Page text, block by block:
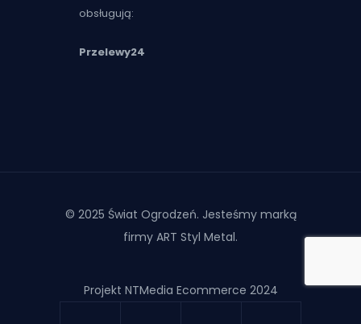
obsługują:
Przelewy24
© 2025 Świat Ogrodzeń. Jesteśmy marką
firmy ART Styl Metal.
Projekt NTMedia Ecommerce 2024